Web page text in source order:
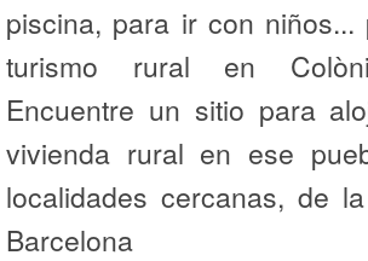
piscina, para ir con
turismo rural en
Encuentre un sitio para
vivienda rural en ese
localidades cercanas, de
Barcelona